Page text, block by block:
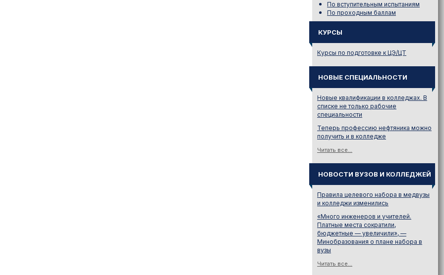
По вступительным испытаниям
По проходным баллам
КУРСЫ
Курсы по подготовке к ЦЭ/ЦТ
НОВЫЕ СПЕЦИАЛЬНОСТИ
Новые квалификации в колледжах. В
списке не только рабочие
специальности
Теперь профессию нефтяника можно
получить и в колледже
Читать все...
НОВОСТИ ВУЗОВ И КОЛЛЕДЖЕЙ
Правила целевого набора в медвузы
и колледжи изменились
«Много инженеров и учителей.
Платные места сократили,
бюджетные — увеличили», —
Минобразования о плане набора в
вузы
Читать все...